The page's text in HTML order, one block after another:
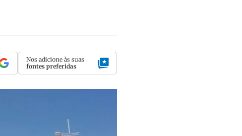
Nos adicione às suas
fontes preferidas